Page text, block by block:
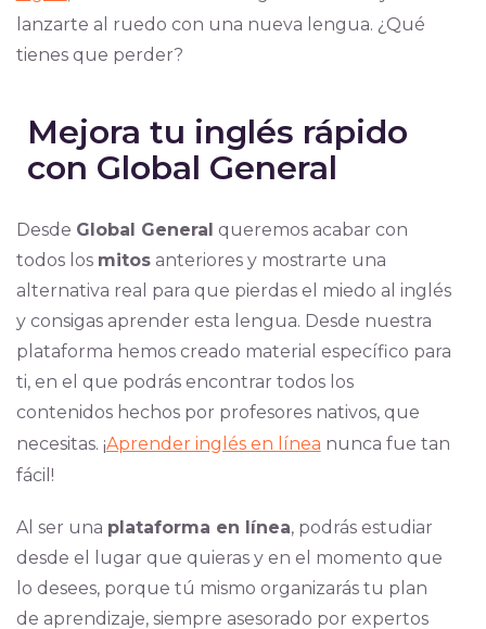
lanzarte al ruedo con una nueva lengua. ¿Qué
tienes que perder?
Mejora tu inglés rápido
con Global General
Desde Global General queremos acabar con
todos los mitosanteriores y mostrarte una
alternativa real para que pierdas el miedo al inglés
y consigas aprender esta lengua. Desde nuestra
plataforma hemos creado material específico para
ti, en el que podrás encontrar todos los
contenidos hechos por profesores nativos, que
necesitas. ¡Aprender inglés en línea nunca fue tan
fácil!
Al ser una plataforma en línea, podrás estudiar
desde el lugar que quieras y en el momento que
lo desees, porque tú mismo organizarás tu plan
de aprendizaje, siempre asesorado por expertos